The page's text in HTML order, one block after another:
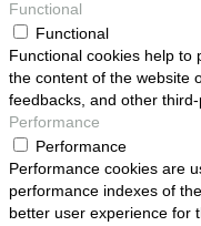
Functional
Functional
Functional cookies help to
the content of the website
feedbacks, and other
Performance
Performance
Performance cookies are
performance indexes of
better user experience for